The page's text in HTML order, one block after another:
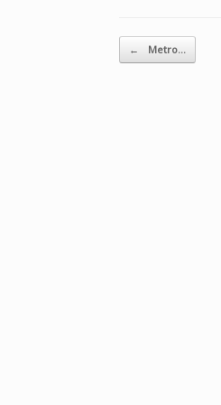
投稿ナビゲーション
← Metro…